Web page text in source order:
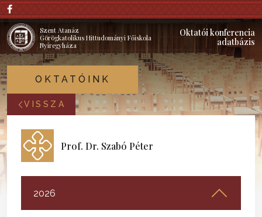
Szent Atanáz
Görögkatolikus Hittudományi Főiskola
Nyíregyháza
Oktatói konferencia
adatbázis
OKTATÓINK
VISSZA
Prof. Dr. Szabó Péter
2026